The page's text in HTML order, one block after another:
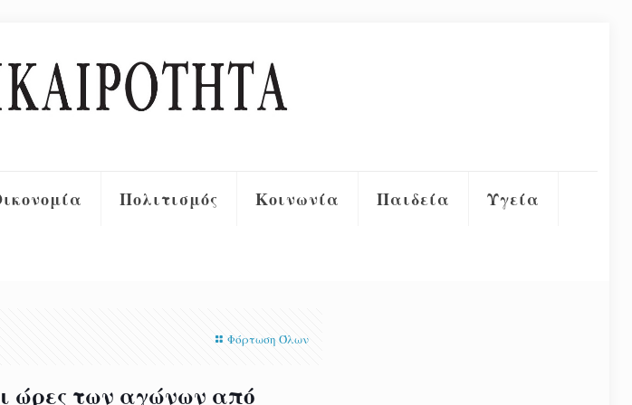
Πολιτισμός Κοινωνία Παιδεία Υγεία
Φόρτωση Όλων
ώρες των αγώνων από